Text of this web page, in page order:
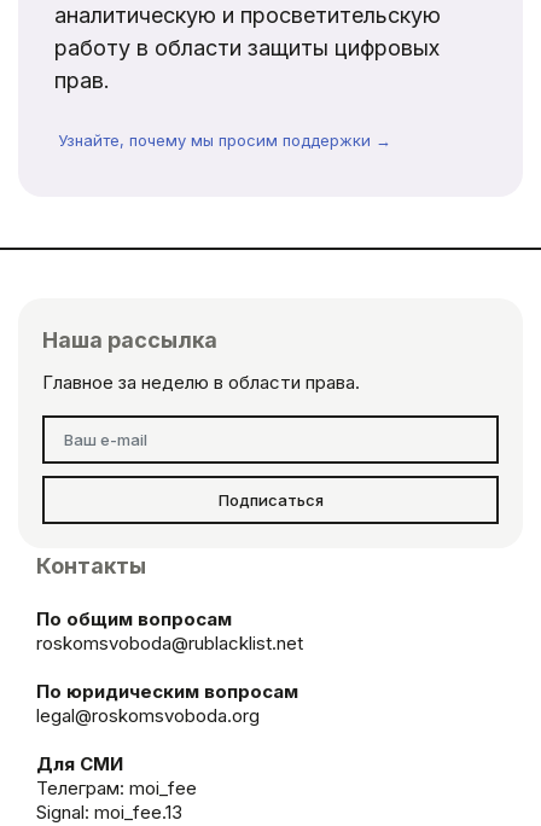
аналитическую и просветительскую
работу в области защиты цифровых
прав.
Узнайте, почему мы просим поддержки →
Наша рассылка
Главное за неделю в области права.
Подписаться
Контакты
По общим вопросам
roskomsvoboda@rublacklist.net
По юридическим вопросам
legal@roskomsvoboda.org
Для СМИ
Телеграм: moi_fee
Signal: moi_fee.13